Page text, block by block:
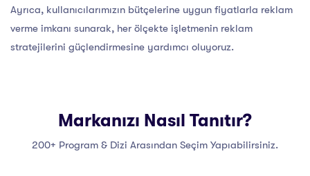
Ayrıca, kullanıcılarımızın bütçelerine uygun fiyatlarla reklam
verme imkanı sunarak, her ölçekte işletmenin reklam
stratejilerini güçlendirmesine yardımcı oluyoruz.
Markanızı Nasıl Tanıtır?
200+ Program & Dizi Arasından Seçim Yapıabilirsiniz.